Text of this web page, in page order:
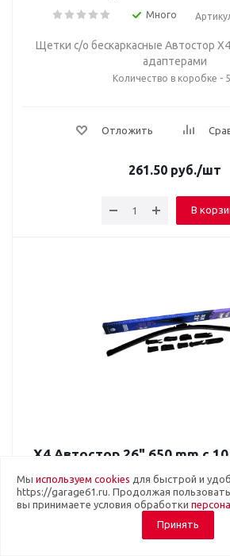
Много
Щетки с/о бескаркасные Автостор
адаптерами
Количество в коробке -
Отложить
261.50 руб./шт
В
Х4 Автостор 26" 650 mm c
Много
Щетки с/о бескаркасные Автостор Х4
адаптерами
Количество в коробке -
Мы используем cookies для быстрой и
https://garage61.ru. Продолжая
вы принимаете условия обработки
Принять